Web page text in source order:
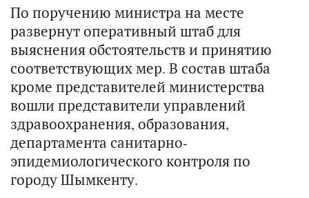
По поручению министра на месте
развернут оперативный штаб для
выяснения обстоятельств и принятию
соответствующих мер. В состав штаба
кроме представителей министерства
вошли представители управлений
здравоохранения, образования,
департамента санитарно-
эпидемиологического контроля по
городу Шымкенту.